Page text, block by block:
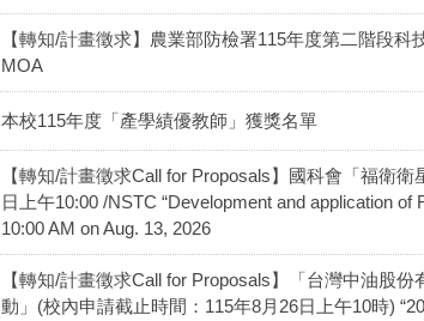
【轉知/計畫徵求】農業部防檢署115年度第二階段科
MOA
本校115年度「產學績優教師」獲獎名單
【轉知/計畫徵求Call for Proposals】國科會「福衛
日上午10:00 /NSTC “Development and application
10:00 AM on Aug. 13, 2026
【轉知/計畫徵求Call for Proposals】「台灣中油股
動」(校內申請截止時間：115年8月26日上午10時)